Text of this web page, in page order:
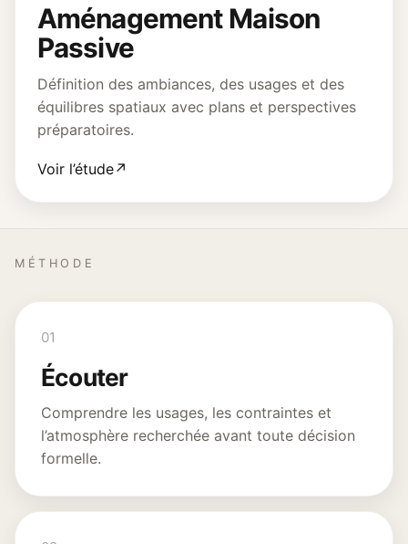
Aménagement Maison
Passive
Définition des ambiances, des usages et des
équilibres spatiaux avec plans et perspectives
préparatoires.
Voir l’étude↗
MÉTHODE
01
Écouter
Comprendre les usages, les contraintes et
l’atmosphère recherchée avant toute décision
formelle.